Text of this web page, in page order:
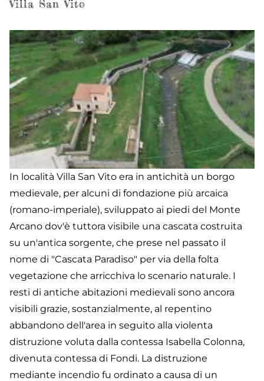
Villa San Vito
In località Villa San Vito era in antichità un borgo
medievale, per alcuni di fondazione più arcaica
(romano-imperiale), sviluppato ai piedi del Monte
Arcano dov'è tuttora visibile una cascata costruita
su un'antica sorgente, che prese nel passato il
nome di "Cascata Paradiso" per via della folta
vegetazione che arricchiva lo scenario naturale. I
resti di antiche abitazioni medievali sono ancora
visibili grazie, sostanzialmente, al repentino
abbandono dell'area in seguito alla violenta
distruzione voluta dalla contessa Isabella Colonna,
divenuta contessa di Fondi. La distruzione
mediante incendio fu ordinato a causa di un